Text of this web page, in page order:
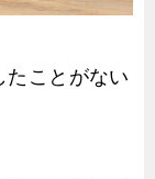
たことがない